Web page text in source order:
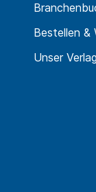
Bestellen &
Unser Verlag